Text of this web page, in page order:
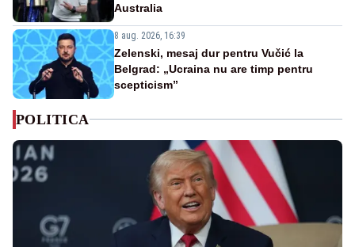
Australia
8 aug. 2026, 16:39
Zelenski, mesaj dur pentru Vučić la
Belgrad: „Ucraina nu are timp pentru
scepticism”
POLITICA